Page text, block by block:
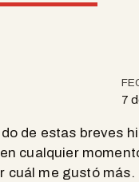
7
de estas breves
cualquier
cuál me gustó más.